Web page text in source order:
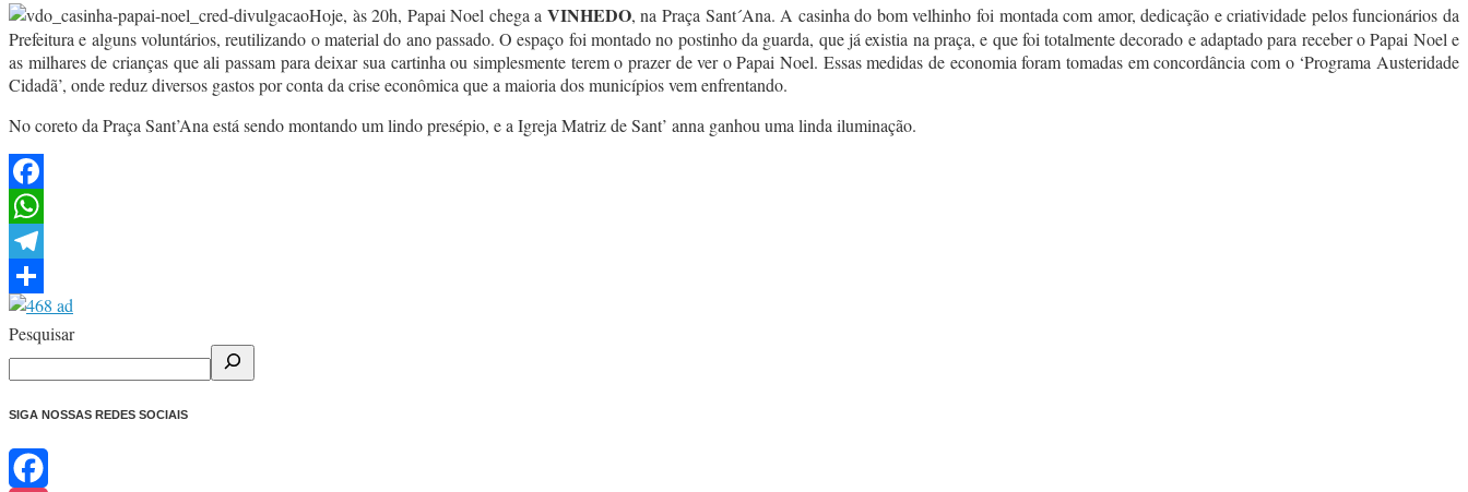
Hoje, às 20h, Papai Noel chega a VINHEDO, na Praça Sant´Ana. A casinha do bom velhinho foi montada com amor, dedicação e criatividade pelos funcionários da
Prefeitura e alguns voluntários, reutilizando o material do ano passado. O espaço foi montado no postinho da guarda, que já existia na praça, e que foi totalmente decorado e adaptado para receber o Papai Noel e
as milhares de crianças que ali passam para deixar sua cartinha ou simplesmente terem o prazer de ver o Papai Noel. Essas medidas de economia foram tomadas em concordância com o ‘Programa Austeridade
Cidadã’, onde reduz diversos gastos por conta da crise econômica que a maioria dos municípios vem enfrentando.
No coreto da Praça Sant’Ana está sendo montando um lindo presépio, e a Igreja Matriz de Sant’ anna ganhou uma linda iluminação.
Facebook
WhatsApp
Telegram
Share
Pesquisar
SIGA NOSSAS REDES SOCIAIS